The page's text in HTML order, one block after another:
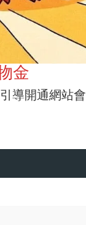
金
導開通網站